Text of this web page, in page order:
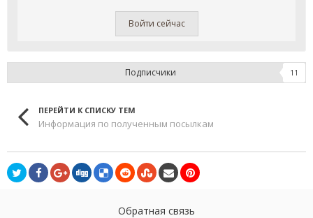
Войти сейчас
Подписчики 11
ПЕРЕЙТИ К СПИСКУ ТЕМ
Информация по полученным посылкам
Обратная связь